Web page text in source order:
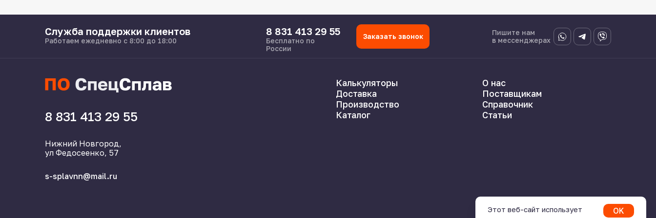
Заказать звонок
Служба поддержки клиентов
Работаем ежедневно с 8:00 до 18:00
Пишите нам
в мессенджерах
8 831 413 29 55
Бесплатно по
России
Нижний Новгород,
ул Федосеенко, 57
s-splavnn@mail.ru
8 831 413 29 55
Калькуляторы
Доставка
Производство
Каталог
О нас
Поставщикам
Справочник
Статьи
Этот веб-сайт использует
OK